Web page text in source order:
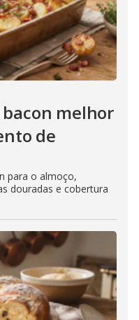
melhor
de
para o almoço,
douradas e cobertura